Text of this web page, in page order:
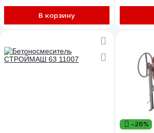
В корзину
-26%